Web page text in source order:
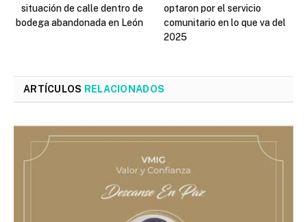
situación de calle dentro de
bodega abandonada en León
optaron por el servicio
comunitario en lo que va del
2025
ARTÍCULOS RELACIONADOS